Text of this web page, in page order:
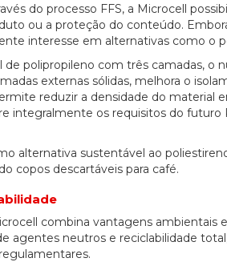
do processo FFS, a Microcell
ou a proteção do conteúdo.
interesse em alternativas como o
polipropileno com três camadas, o
externas sólidas, melhora o
reduzir a densidade do material
integralmente os requisitos do
alternativa sustentável ao
copos descartáveis para café.
combina vantagens ambientais
agentes neutros e reciclabilidade